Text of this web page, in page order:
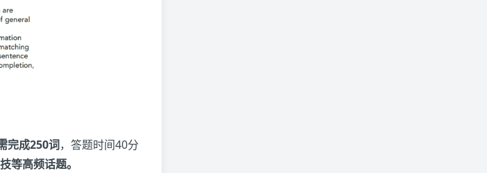
完成250词，答题时间40分
等高频话题。